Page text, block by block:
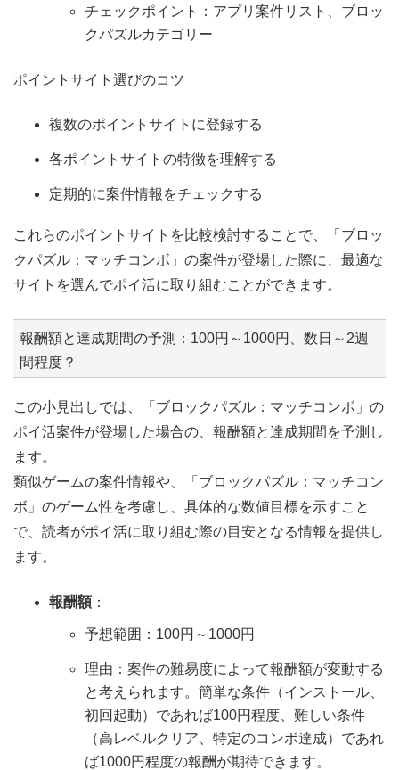
チェックポイント：アプリ案件リスト、ブロッ
クパズルカテゴリー
ポイントサイト選びのコツ
複数のポイントサイトに登録する
各ポイントサイトの特徴を理解する
定期的に案件情報をチェックする
これらのポイントサイトを比較検討することで、「ブロッ
クパズル：マッチコンボ」の案件が登場した際に、最適な
サイトを選んでポイ活に取り組むことができます。
報酬額と達成期間の予測：100円～1000円、数日～2週
間程度？
この小見出しでは、「ブロックパズル：マッチコンボ」の
ポイ活案件が登場した場合の、報酬額と達成期間を予測し
ます。
類似ゲームの案件情報や、「ブロックパズル：マッチコン
ボ」のゲーム性を考慮し、具体的な数値目標を示すこと
で、読者がポイ活に取り組む際の目安となる情報を提供し
ます。
報酬額：
予想範囲：100円～1000円
理由：案件の難易度によって報酬額が変動する
と考えられます。簡単な条件（インストール、
初回起動）であれば100円程度、難しい条件
（高レベルクリア、特定のコンボ達成）であれ
ば1000円程度の報酬が期待できます。